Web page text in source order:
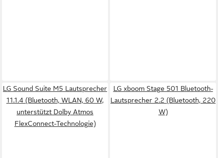
LG Sound Suite M5 Lautsprecher
11.1.4 (Bluetooth, WLAN, 60 W,
unterstützt Dolby Atmos
FlexConnect-Technologie)
LG xboom Stage 501 Bluetooth-
Lautsprecher 2.2 (Bluetooth, 220
W)